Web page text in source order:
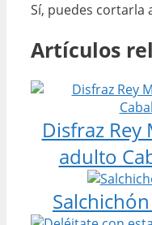
Sí, puedes cortarla
Artículos
Disfraz Rey
adulto